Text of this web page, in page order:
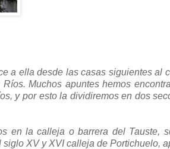
a ella desde las casas siguientes al
Muchos apuntes hemos
y por esto la dividiremos en dos
en la calleja o barrera del Tauste,
XV y XVI calleja de Portichuelo,